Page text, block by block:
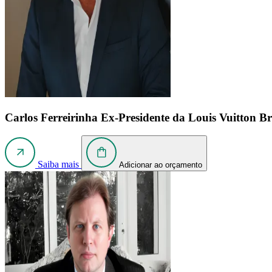
Carlos Ferreirinha Ex-Presidente da Louis Vuitton
Saiba mais Adicionar ao orçamento